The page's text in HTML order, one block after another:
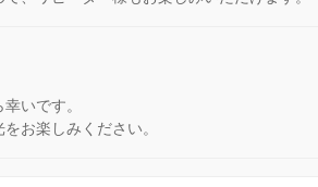
いです。
お楽しみください。